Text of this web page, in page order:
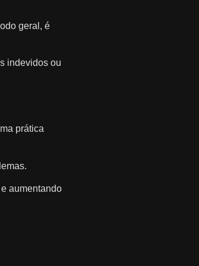
geral, é
indevidos ou
prática
aumentando